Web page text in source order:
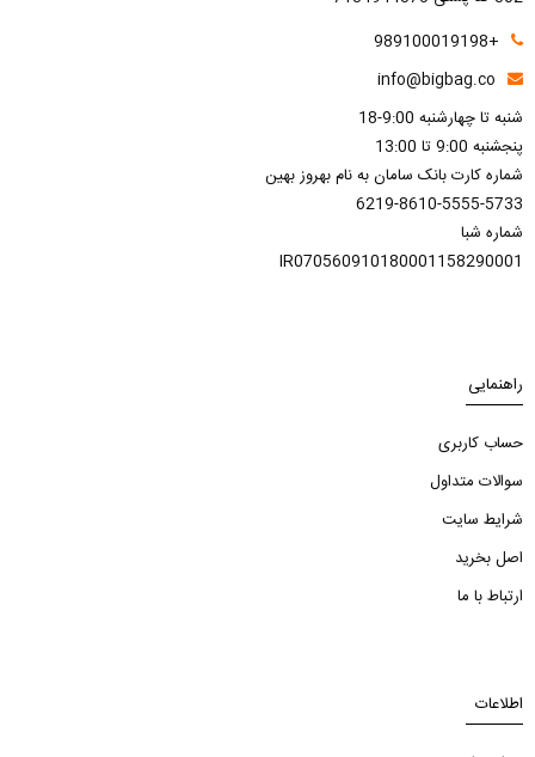
+989100019198
info@bigbag.co
شنبه تا چهارشنبه 9:00-18
پنجشنبه 9:00 تا 13:00
شماره کارت بانک سامان به نام بهروز بهین
6219-8610-5555-5733
شماره شبا
IR070560910180001158290001
راهنمایی
حساب کاربری
سوالات متداول
شرایط سایت
اصل بخرید
ارتباط با ما
اطلاعات